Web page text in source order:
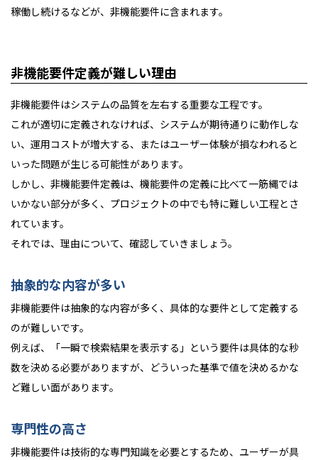
稼働し続けるなどが、非機能要件に含まれます。
非機能要件定義が難しい理由
非機能要件はシステムの品質を左右する重要な工程です。
これが適切に定義されなければ、システムが期待通りに動作しな
い、運用コストが増大する、またはユーザー体験が損なわれると
いった問題が生じる可能性があります。
しかし、非機能要件定義は、機能要件の定義に比べて一筋縄では
いかない部分が多く、プロジェクトの中でも特に難しい工程とさ
れています。
それでは、理由について、確認していきましょう。
抽象的な内容が多い
非機能要件は抽象的な内容が多く、具体的な要件として定義する
のが難しいです。
例えば、「一瞬で検索結果を表示する」という要件は具体的な秒
数を決める必要がありますが、どういった基準で値を決めるかな
ど難しい面があります。
専門性の高さ
非機能要件は技術的な専門知識を必要とするため、ユーザーが具